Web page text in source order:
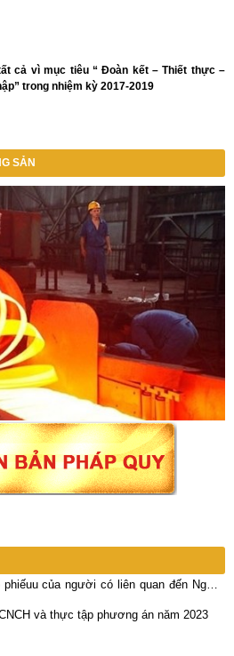
cả vì mục tiêu “ Đoàn kết – Thiết thực –
trong nhiệm kỳ 2017-2019
SẢN
của người có liên quan đến Người
và thực tập phương án năm 2023